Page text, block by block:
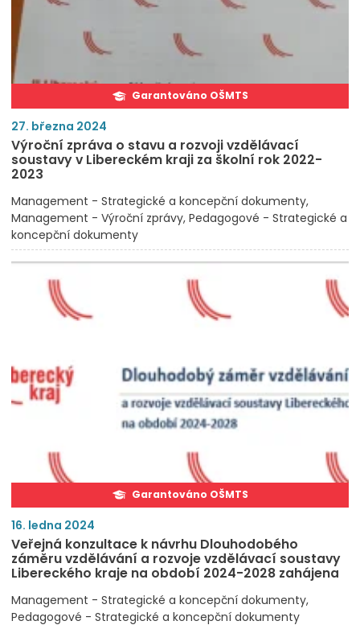
Garantováno OŠMTS
27. března 2024
Výroční zpráva o stavu a rozvoji vzdělávací
soustavy v Libereckém kraji za školní rok 2022-
2023
Management - Strategické a koncepční dokumenty
Management - Výroční zprávy Pedagogové - Strategické a
koncepční dokumenty
Garantováno OŠMTS
16. ledna 2024
Veřejná konzultace k návrhu Dlouhodobého
záměru vzdělávání a rozvoje vzdělávací soustavy
Libereckého kraje na období 2024-2028 zahájena
Management - Strategické a koncepční dokumenty
Pedagogové - Strategické a koncepční dokumenty